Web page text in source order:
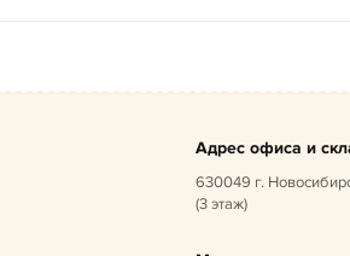
Адрес офиса и
630049 г.
(3 этаж)